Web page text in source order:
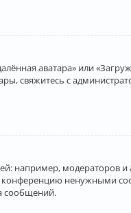
аватара» или
свяжитесь с
например, модераторов
конференцию ненужными
сообщений.